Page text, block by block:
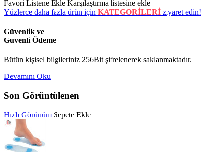
Favori Listene Ekle Karşılaştırma listesine ekle
Yüzlerce daha fazla ürün için KATEGORİLERİ ziyaret edin!
Güvenlik ve
Güvenli Ödeme
Bütün kişisel bilgileriniz 256Bit şifrelenerek saklanmaktadır.
Devamını Oku
Son Görüntülenen
Hızlı Görünüm Sepete Ekle